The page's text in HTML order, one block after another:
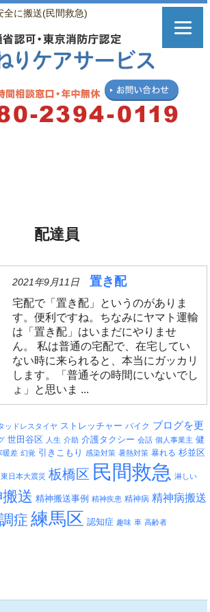
全に搬送(民間救急)
配達員
2021年9月11日 置き配
宅配で「置き配」というのがありま
す。便利ですね。ちなみにヤマト運輸
は「置き配」はいまだにやりませ
ん。 私は普通の宅配で、在宅してい
ない時に来られると、本当にガッカリ
します。「普通その時間にいないでし
ょ」と思いま ...
ッドレスタイヤ ストレッチャー バイク ブログを更
世田谷区 人生 介助 介護タクシー 会話 個人事業主 健
暖差 幻覚 引きこもり 感染対策 暑熱対策 暴れる 杉並区
東日本大震災 板橋区 民間救急 淋しい
送 精神搬送事例 精神疾患 精神病 精神病搬送
症 練馬区 認知症 趣味 車 高齢者